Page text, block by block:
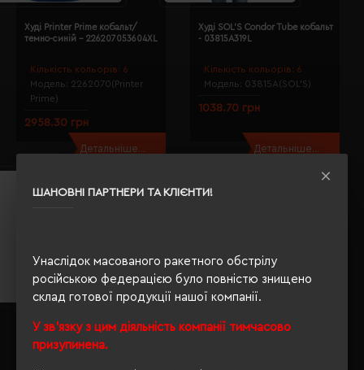
ШАНОВНІ ПАРТНЕРИ ТА КЛІЄНТИ!
Унаслідок масованого ракетного обстрілу
російською федерацією було повністю знищено
склад готової продукції нашої компанії.
У зв'язку з цим діяльність компанії тимчасово
призупинена.
Кількість кольорів: 6
Модель: 2262070(Printer
Prime)
Худі Printer Prime кобальт/
темно-синій - 226207053604XL
2958.30 грн
Детальніше...
Кількість кольорів: 6
Модель: 03815A(SOL’S)
Худі SOL'S Condor Tube кобальт
- 03815A319L
1038.70 грн
Детальніше...
Худі на блискавці SOL'S Calipso
Худі на блискавці SOL'S Carter